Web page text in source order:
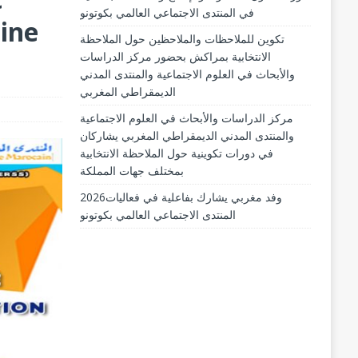
في المنتدى الاجتماعي العالمي بكوتونو
تكوين للملاحظات والملاحظين حول الملاحظة
الانتخابية بمراكش بحضور مركز الدراسات
والأبحاث في العلوم الاجتماعية والمنتدى المدني
الديمقراطي المغربي
مركز الدراسات والأبحاث في العلوم الاجتماعية
والمنتدى المدني الديمقراطي المغربي يشاركان
في دورات تكوينية حول الملاحظة الانتخابية
بمختلف جهات المملكة
2026وفد مغربي يشارك بفاعلية في فعاليات
المنتدى الاجتماعي العالمي بكوتونو